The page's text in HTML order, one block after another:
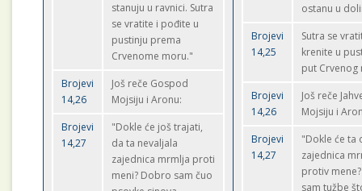
stanuju u ravnici. Sutra
se vratite i pođite u
pustinju prema
Crvenome moru."
Brojevi
14,26
Još reče Gospod
Mojsiju i Aronu:
Brojevi
14,27
"Dokle će još trajati,
da ta nevaljala
zajednica mrmlja proti
meni? Dobro sam čuo
ostanu u
Brojevi
14,25
Sutra se
krenite u
put Crvenog
Brojevi
14,26
Još reče
Mojsiju i
Brojevi
14,27
"Dokle će ta
zajednica
protiv
sam tužbe